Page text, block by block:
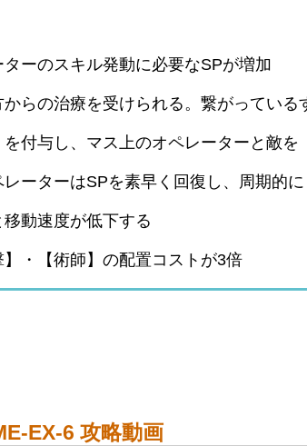
ターのスキル発動に必要なSPが増加
からの治療を受けられる。繋がってい
付与し、マス上のオペレーターと敵を
レーターはSPを素早く回復し、周期的
動速度が低下する
】・【術師】の配置コストが3倍
EX-6 攻略動画